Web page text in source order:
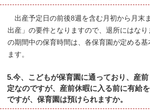
出産予定日の前後8週を含む月初から月末
出産」の要件となりますので、退所にはなり
の期間中の保育時間は、各保育園が定める基
ます。
5.今、こどもが保育園に通っており、産
定なのですが、産前休暇に入る前に有給
ですが、保育園は預けられますか。